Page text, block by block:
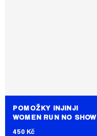
POMOŽKY INJINJI
WOMEN RUN NO SHOW
450 Kč